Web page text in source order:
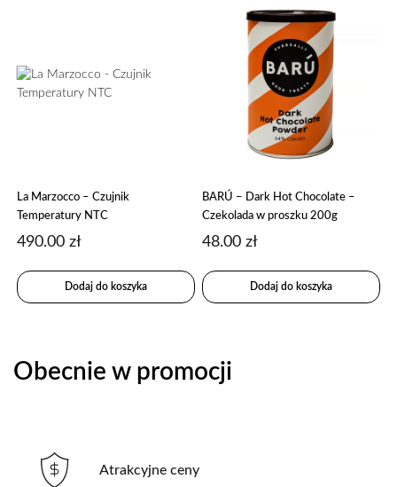
La Marzocco – Czujnik
Temperatury NTC
490.00zł
Dodaj do koszyka
BARÚ – Dark Hot Chocolate –
Czekolada w proszku 200g
48.00zł
Dodaj do koszyka
Obecnie w promocji
Atrakcyjne ceny